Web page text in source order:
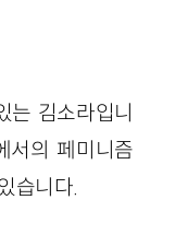
는 김소라입니
서의 페미니즘
습니다.